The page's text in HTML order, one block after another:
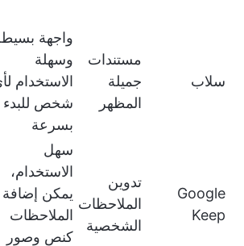
سلاب
مستندات
جميلة
المظهر
واجهة
وسهلة
الاستخدام
شخص للبدء
بسرعة
Google
Keep
تدوين
الملاحظات
الشخصية
سهل
الاستخدام،
يمكن إضافة
الملاحظات
كنص وصور